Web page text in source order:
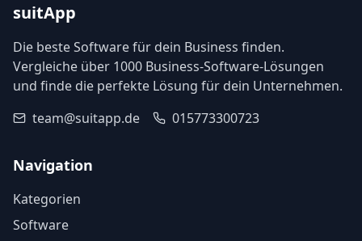
suitApp
Die beste Software für dein Business finden.
Vergleiche über 1000 Business-Software-Lösungen
und finde die perfekte Lösung für dein Unternehmen.
team@suitapp.de
015773300723
Navigation
Kategorien
Software